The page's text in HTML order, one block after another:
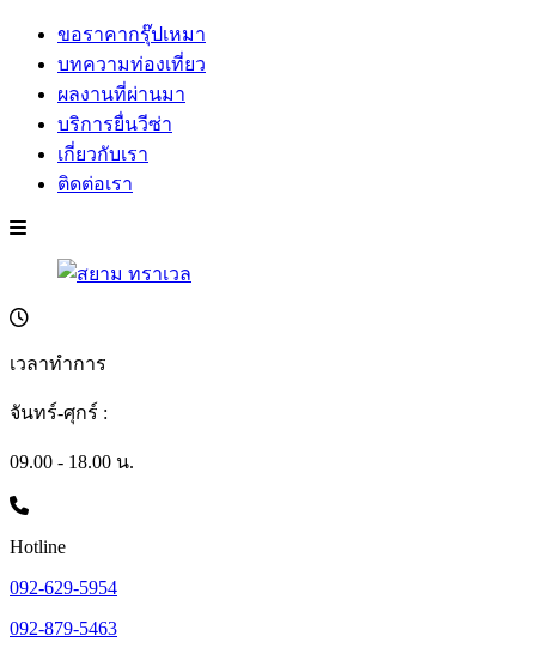
ขอราคากรุ๊ปเหมา
บทความท่องเที่ยว
ผลงานที่ผ่านมา
บริการยื่นวีซ่า
เกี่ยวกับเรา
ติดต่อเรา
เวลาทำการ
จันทร์-ศุกร์ :
09.00 - 18.00 น.
Hotline
092-629-5954
092-879-5463